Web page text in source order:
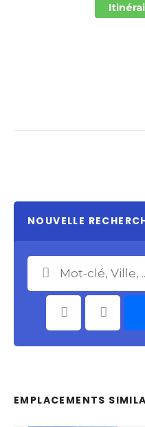
NOUVELLE
Catégories Choisir le Lieu
EMPLACEMENTS